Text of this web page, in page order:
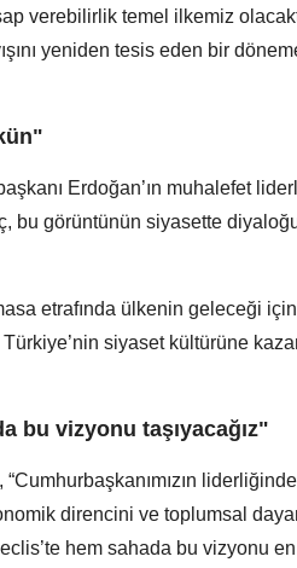
verebilirlik temel ilkemiz
yeniden tesis eden bir
Erdoğan’ın muhalefet
bu görüntünün siyasette
etrafında ülkenin geleceği
siyaset kültürüne
bu vizyonu taşıyacağız"
“Cumhurbaşkanımızın
direncini ve toplumsal
hem sahada bu vizyonu